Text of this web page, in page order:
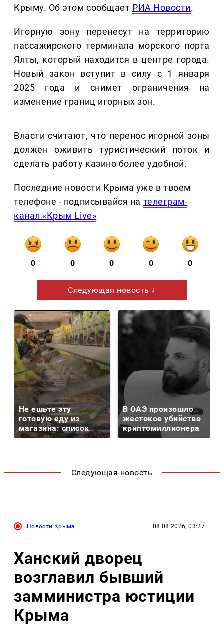
Крыму. Об этом сообщает РИА Новости.
Игорную зону перенесут на территорию
пассажирского терминала морского порта
Ялты, который находится в центре города.
Новый закон вступит в силу с 1 января
2025 года и снимет ограничения на
изменение границ игорных зон.
Власти считают, что перенос игорной зоны
должен оживить туристический поток и
сделать работу казино более удобной.
Последние новости Крыма уже в твоем
телефоне - подписывайся на телеграм-
канал «Крым Live»
0 0 0 0 0
Следующая новость ↓
Не ешьте эту
готовую еду из
магазина: список
В ОАЭ произошло
жестокое убийство
криптомиллионера
Следующая новость
Новости Крыма 08.08.2026, 03:27
Ханский дворец
возглавил бывший
замминистра юстиции
Крыма